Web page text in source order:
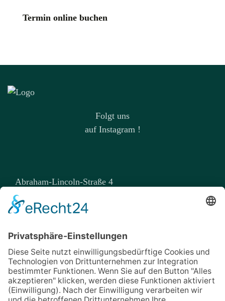
Termin online buchen
Folgt uns
auf Instagram !
Abraham-Lincoln-Straße 4
99423 Weimar
kontakt@zahnarztpraxis-weimar.de
03643 - 502247
03643 - 772984
Über uns / Praxisteam
Philosophie